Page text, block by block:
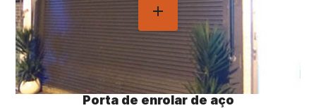
Porta de enrolar de aço